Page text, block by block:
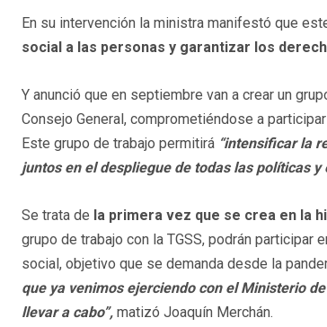
En su intervención la ministra manifestó que
social a las personas y garantizar los
Y anunció que en septiembre van a crear un
Consejo General, comprometiéndose a
Este grupo de trabajo permitirá “intensificar la
juntos en el despliegue de todas las políticas
Se trata de la primera vez que se crea en la
grupo de trabajo con la TGSS, podrán
social, objetivo que se demanda desde la
que ya venimos ejerciendo con el Ministerio
llevar a cabo”, matizó Joaquín Merchán.